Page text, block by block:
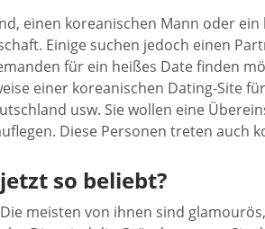
einen koreanischen Mann oder
Einige suchen jedoch einen
für ein heißes Date finden
einer koreanischen Dating-Site
usw. Sie wollen eine
Diese Personen treten auch
so beliebt?
meisten von ihnen sind